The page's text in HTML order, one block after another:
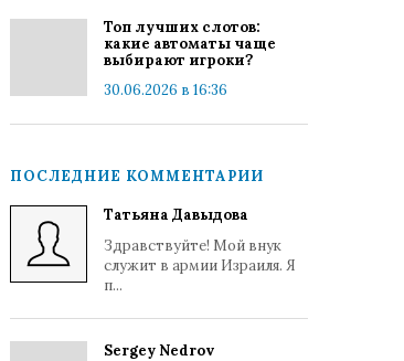
Топ лучших слотов:
какие автоматы чаще
выбирают игроки?
30.06.2026 в 16:36
ПОСЛЕДНИЕ КОММЕНТАРИИ
Татьяна Давыдова
Здравствуйте! Мой внук
служит в армии Израиля. Я
п...
Sergey Nedrov